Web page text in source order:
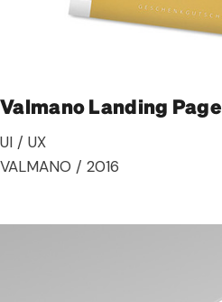
Valmano Landing Page
UI / UX
VALMANO / 2016